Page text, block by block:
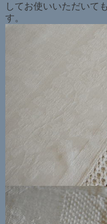
してお使いいただい
す。